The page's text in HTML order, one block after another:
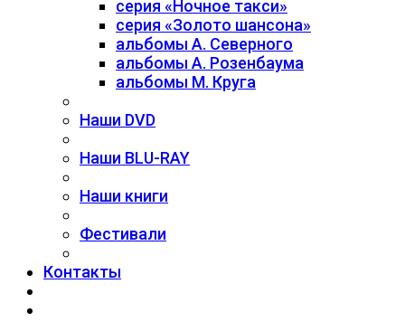
серия «Ночное такси»
серия «Золото шансона»
альбомы А. Северного
альбомы А. Розенбаума
альбомы М. Круга
Наши DVD
Наши BLU-RAY
Наши книги
Фестивали
Контакты